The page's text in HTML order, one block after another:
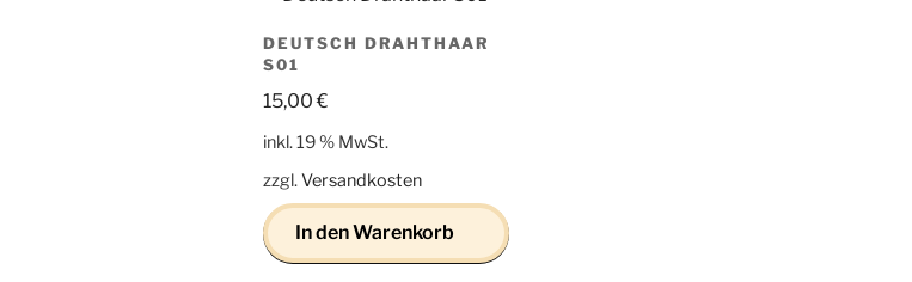
DEUTSCH DRAHTHAAR
S01
15,00€
inkl. 19 % MwSt.
zzgl.Versandkosten
In den Warenkorb